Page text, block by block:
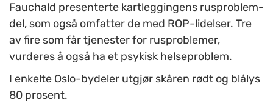
Fauchald presenterte kartleggingens rusproblem-
del, som også omfatter de med ROP-lidelser. Tre
av fire som får tjenester for rusproblemer,
vurderes å også ha et psykisk helseproblem.
I enkelte Oslo-bydeler utgjør skåren rødt og blålys
80 prosent.